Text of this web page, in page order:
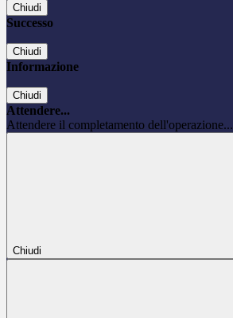
Chiudi
Successo
Chiudi
Informazione
Chiudi
Attendere...
Attendere il completamento dell'operazione...
Chiudi